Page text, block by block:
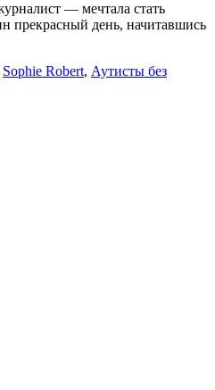
— мечтала стать
прекрасный день, начитавшись
Sophie Robert, Аутисты без